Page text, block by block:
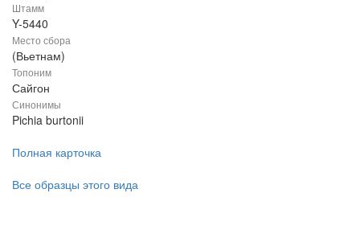
Штамм
Y-5440
Место сбора
(Вьетнам)
Топоним
Сайгон
Синонимы
Pichia burtonii
Полная карточка
Все образцы этого вида